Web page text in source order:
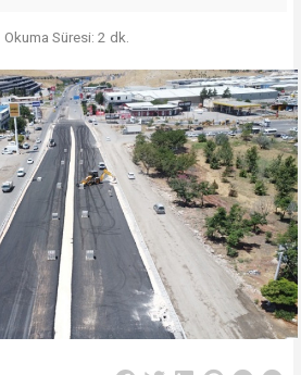
Okuma Süresi: 2 dk.